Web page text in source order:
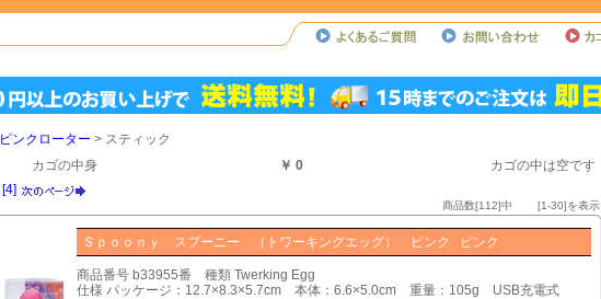
ピンクローター > スティック
カゴの中身
￥ 0
カゴの中は空です
[4]
商品数[112]中 [1-30]を表示
Ｓｐｏｏｎｙ スプーニー （トワーキングエッグ） ピンク ピンク
商品番号 b33955番 種類 Twerking Egg
仕様 パッケージ：12.7×8.3×5.7cm 本体：6.6×5.0cm 重量：105g USB充電式